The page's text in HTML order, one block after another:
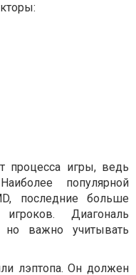
процесса игры, ведь
популярной
последние больше
Диагональ
но важно учитывать
лэптопа. Он должен